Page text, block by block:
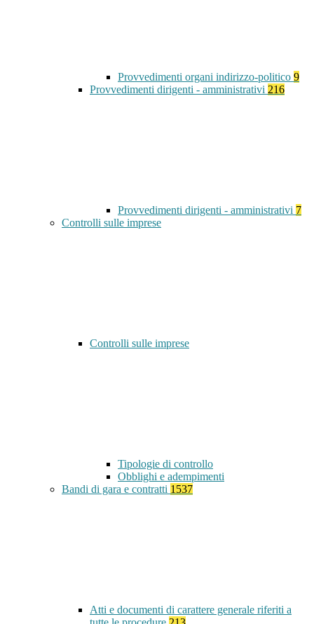
Provvedimenti organi indirizzo-politico 9
Provvedimenti dirigenti - amministrativi 216
Provvedimenti dirigenti - amministrativi 7
Controlli sulle imprese
Controlli sulle imprese
Tipologie di controllo
Obblighi e adempimenti
Bandi di gara e contratti 1537
Atti e documenti di carattere generale riferiti a